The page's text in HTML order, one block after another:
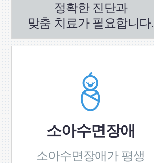
정확한 진단과
맞춤 치료가 필요합니다.
소아수면장애
소아수면장애가 평생